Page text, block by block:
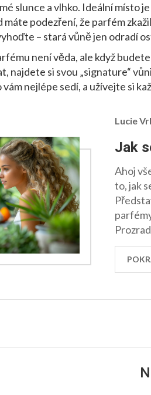
slunce a vlhko. Ideální místo
podezření, že parfém
– stará vůně jen odradí
není věda, ale když
najdete si svou „signature“
nejlépe sedí, a užívejte si
Lucie
Jak
Ahoj
to, jak
vůní!